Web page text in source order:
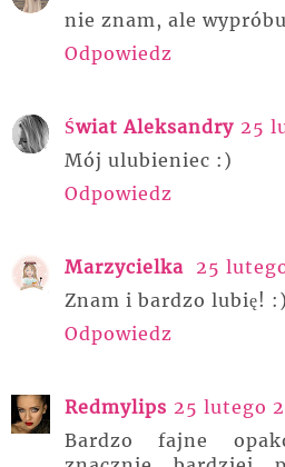
nie znam, ale
Odpowiedz
Świat Aleksandry 25
Mój ulubieniec :)
Odpowiedz
Marzycielka 25
Znam i bardzo lubię! :)
Odpowiedz
Redmylips 25 lutego
Bardzo fajne